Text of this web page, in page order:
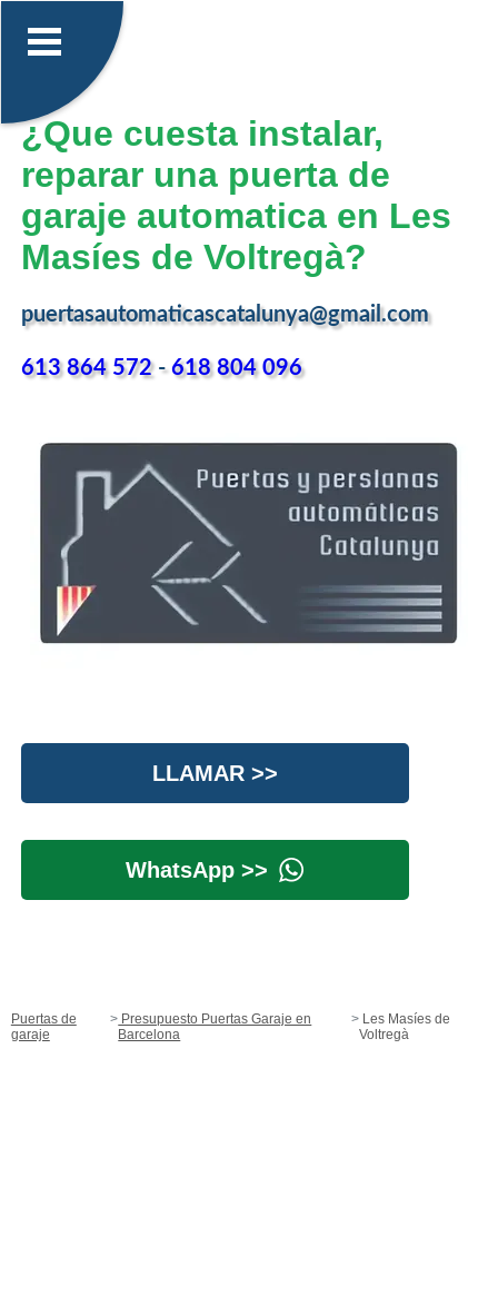
¿Que cuesta instalar,
reparar una puerta de
garaje automatica en Les
Masíes de Voltregà?
puertasautomaticascatalunya@gmail.com
613 864 572-618 804 096
LLAMAR >>
WhatsApp >>
Puertas de
garaje
Presupuesto Puertas Garaje en
Barcelona
Les Masíes de
Voltregà